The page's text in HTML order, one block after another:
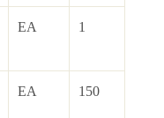
EA 1
EA 150